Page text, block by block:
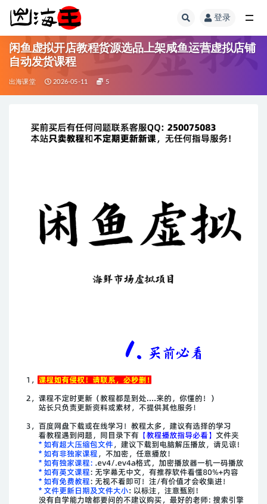
登录
闲鱼虚拟开店教程货源选品上架咸鱼运营虚拟店铺
自动发货课程
出海课堂 2026-05-11 5
全部